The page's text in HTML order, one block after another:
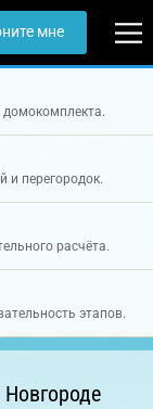
мне
домокомплекта.
и перегородок.
расчёта.
этапов.